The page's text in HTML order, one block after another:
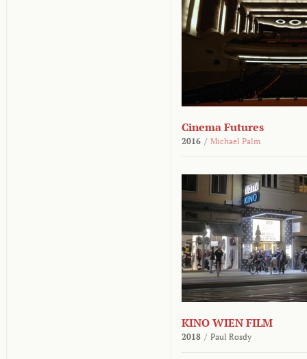
Cinema Futures
2016 / Michael Palm
KINO WIEN FILM
2018 / Paul Rosdy